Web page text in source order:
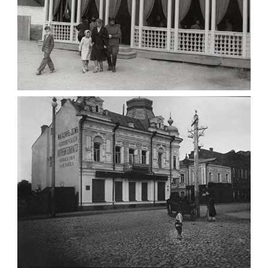
ПАВІЛЬЙОН МОРОЗИВА ЖИТОМИР 1947
Фото Житомир (1945-
1960)
Leave a comment
ФОТО ЖИТОМИРА 1905 ВУЛ.